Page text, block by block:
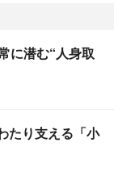
に潜む“人身取
たり支える「小